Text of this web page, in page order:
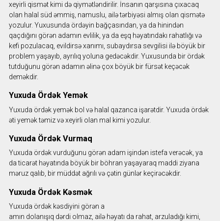
xeyirli qismət kimi də qiymətləndirilir. İnsanın qarşısına çıxacaq
olan halal süd əmmiş, namuslu, ailə tərbiyəsi almış olan qismətə
yozulur. Yuxusunda ördəyin bağçasından, ya da hinindən
qaçdığını görən adamın evlilik, ya da eşq həyatındakı rahatlığı və
kefi pozulacaq, evildirsə xanımı, subaydırsa sevgilisi ilə böyük bir
problem yaşayıb, ayrılıq yoluna gedəcəkdir. Yuxusunda bir ördək
tutduğunu görən adamın əlinə çox böyük bir fürsət keçəcək
deməkdir.
Yuxuda Ördək Yemək
Yuxuda ördək yemək bol və halal qazanca işarətdir. Yuxuda ördək
əti yemək təmiz və xeyirli olan mal kimi yozulur.
Yuxuda Ördək Vurmaq
Yuxuda ördək vurduğunu görən adam işindən istefa verəcək, ya
da ticarət həyatında böyük bir böhran yaşayaraq maddi ziyana
məruz qalıb, bir müddət ağrılı və çətin günlər keçirəcəkdir.
Yuxuda Ördək Kəsmək
Yuxuda ördək kəsdiyini görən a
amın dolanışıq dərdi olmaz, ailə həyatı da rahat, arzuladığı kimi,